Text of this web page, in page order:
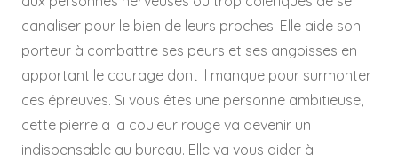
canaliser pour le bien de leurs proches. Elle aide son
porteur à combattre ses peurs et ses angoisses en
apportant le courage dont il manque pour surmonter
ces épreuves. Si vous êtes une personne ambitieuse,
cette pierre a la couleur rouge va devenir un
indispensable au bureau. Elle va vous aider à